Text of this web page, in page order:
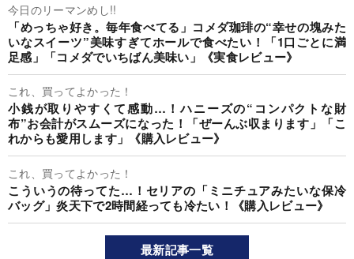
今日のリーマンめし!!
「めっちゃ好き。毎年食べてる」コメダ珈琲の“幸せの塊みた
いなスイーツ”美味すぎてホールで食べたい！「1口ごとに満
足感」「コメダでいちばん美味い」《実食レビュー》
これ、買ってよかった！
小銭が取りやすくて感動…！ハニーズの“コンパクトな財
布”お会計がスムーズになった！「ぜーんぶ収まります」「こ
れからも愛用します」《購入レビュー》
これ、買ってよかった！
こういうの待ってた…！セリアの「ミニチュアみたいな保冷
バッグ」炎天下で2時間経っても冷たい！《購入レビュー》
最新記事一覧